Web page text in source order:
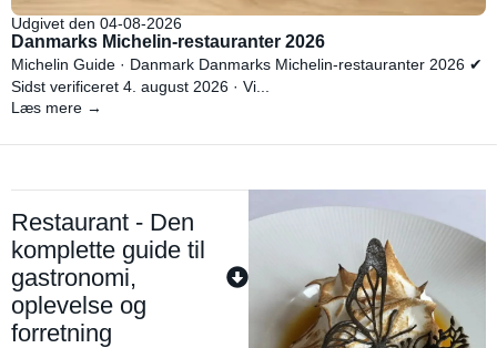
Udgivet den 04-08-2026
Danmarks Michelin-restauranter 2026
Michelin Guide · Danmark Danmarks Michelin-restauranter 2026 ✔
Sidst verificeret 4. august 2026 · Vi...
Læs mere →
Restaurant - Den
komplette guide til
gastronomi,
oplevelse og
forretning